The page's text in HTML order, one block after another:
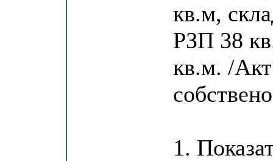
кв.м,
РЗП 38
кв.м. /
1.